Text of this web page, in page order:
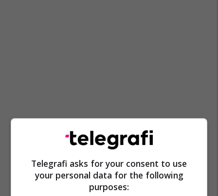
Telegrafi asks for your consent to use
your personal data for the following
purposes: